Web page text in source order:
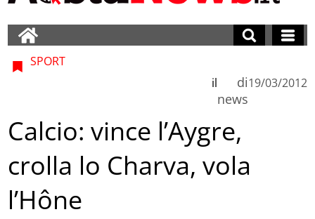
SPORT
di
news
il 19/03/2012
Calcio: vince l’Aygre,
crolla lo Charva, vola
l’Hône